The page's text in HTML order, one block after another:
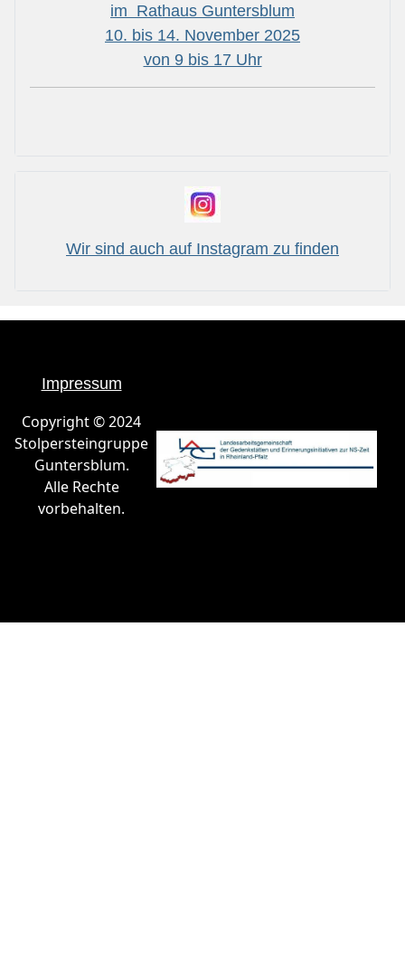
im Rathaus Guntersblum
10. bis 14. November 2025
von 9 bis 17 Uhr
Wir sind auch auf Instagram zu finden
Impressum
Copyright © 2024
Stolpersteingruppe
Guntersblum.
Alle Rechte
vorbehalten.